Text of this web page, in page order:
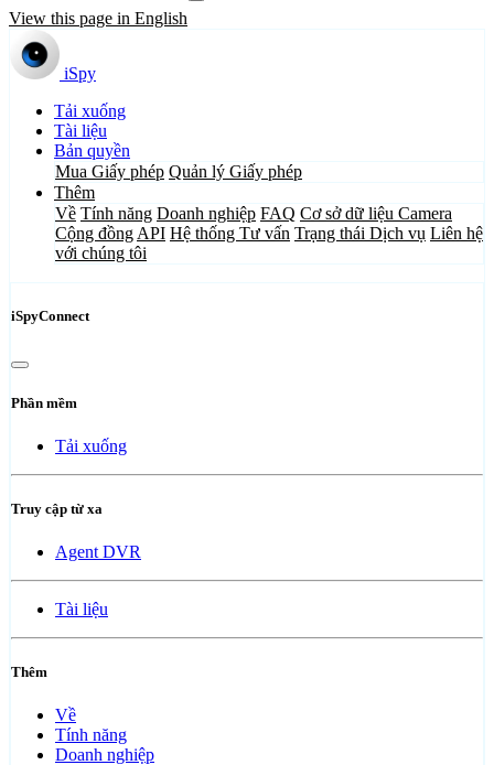
View this page in English
iSpy
Tải xuống
Tài liệu
Bản quyền
Mua Giấy phép Quản lý Giấy phép
Thêm
Về Tính năng Doanh nghiệp FAQ Cơ sở dữ liệu Camera
Cộng đồng API Hệ thống Tư vấn Trạng thái Dịch vụ Liên hệ
với chúng tôi
iSpyConnect
Phần mềm
Tải xuống
Truy cập từ xa
Agent DVR
Tài liệu
Thêm
Về
Tính năng
Doanh nghiệp